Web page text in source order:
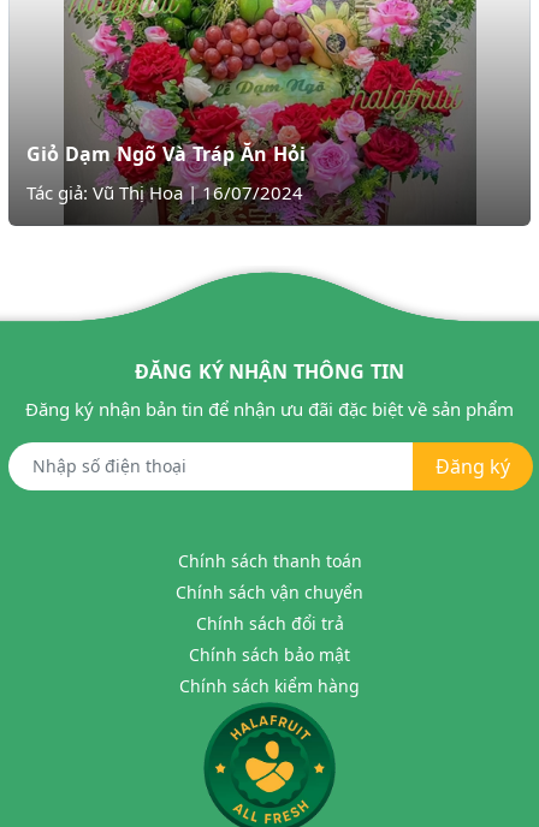
Giỏ Dạm Ngõ Và Tráp Ăn Hỏi
Tác giả: Vũ Thị Hoa|16/07/2024
ĐĂNG KÝ NHẬN THÔNG TIN
Đăng ký nhận bản tin để nhận ưu đãi đặc biệt về sản phẩm
Đăng ký
Chính sách thanh toán
Chính sách vận chuyển
Chính sách đổi trả
Chính sách bảo mật
Chính sách kiểm hàng